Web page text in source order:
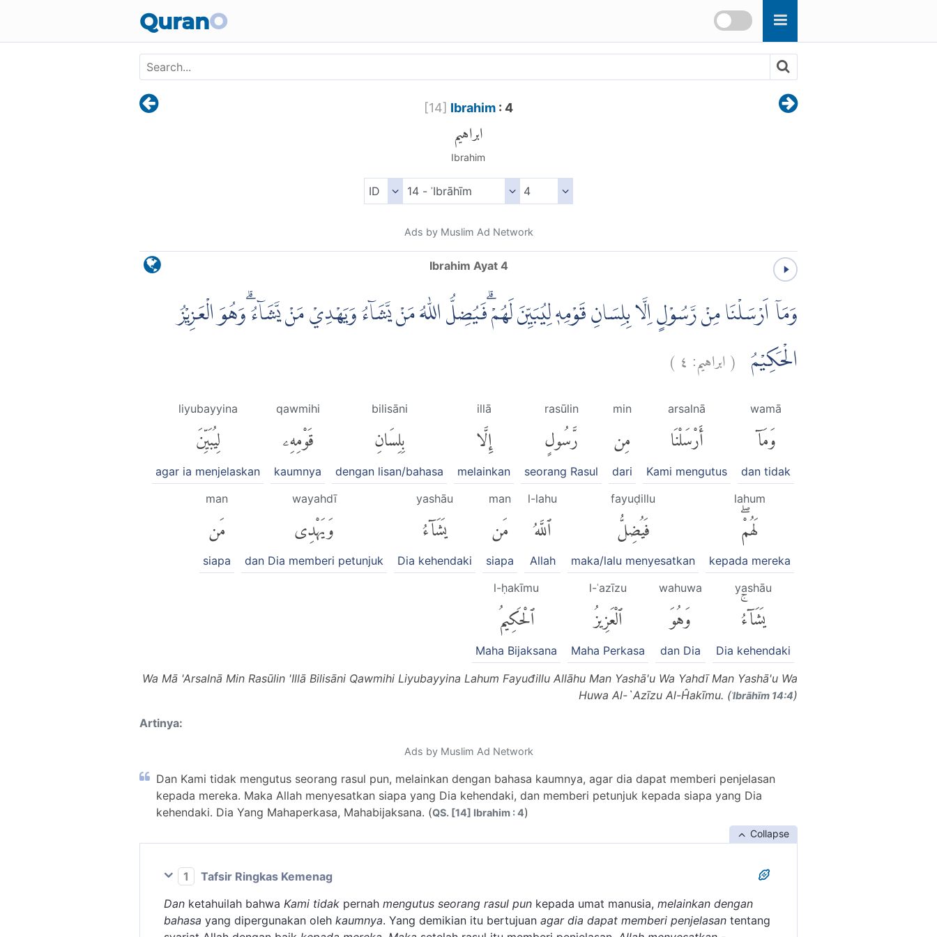
QuranO
[14] Ibrahim: 4
ابراهيم
Ibrahim
Ads by Muslim Ad Network
Ibrahim Ayat 4
وَمَآ اَرْسَلْنَا مِنْ رَّسُوْلٍ اِلَّا بِلِسَانِ قَوْمِهٖ لِيُبَيِّنَ لَهُمْ ۗفَيُضِلُّ اللّٰهُ مَنْ يَّشَاۤءُ وَيَهْدِيْ مَنْ يَّشَاۤءُ ۗوَهُوَ الْعَزِيْزُ
الْحَكِيْمُ (ابراهيم: ٤)
wamā
وَمَآ
dan tidak
arsalnā
أَرْسَلْنَا
Kami mengutus
min
مِن
dari
rasūlin
رَّسُولٍ
seorang Rasul
illā
إِلَّا
melainkan
bilisāni
بِلِسَانِ
dengan lisan/bahasa
qawmihi
قَوْمِهِۦ
kaumnya
liyubayyina
لِيُبَيِّنَ
agar ia menjelaskan
lahum
لَهُمْۖ
kepada mereka
fayuḍillu
فَيُضِلُّ
maka/lalu menyesatkan
l-lahu
ٱللَّهُ
Allah
man
مَن
siapa
yashāu
يَشَآءُ
Dia kehendaki
wayahdī
وَيَهْدِى
dan Dia memberi petunjuk
man
مَن
siapa
yashāu
يَشَآءُۚ
Dia kehendaki
wahuwa
وَهُوَ
dan Dia
l-ʿazīzu
ٱلْعَزِيزُ
Maha Perkasa
l-ḥakīmu
ٱلْحَكِيمُ
Maha Bijaksana
Wa Mā 'Arsalnā Min Rasūlin 'Illā Bilisāni Qawmihi Liyubayyina Lahum Fayuđillu Allāhu Man Yashā'u Wa Yahdī Man Yashā'u Wa
Huwa Al-`Azīzu Al-Ĥakīmu. (ʾIbrāhīm 14:4)
Artinya:
Ads by Muslim Ad Network
Dan Kami tidak mengutus seorang rasul pun, melainkan dengan bahasa kaumnya, agar dia dapat memberi penjelasan
kepada mereka. Maka Allah menyesatkan siapa yang Dia kehendaki, dan memberi petunjuk kepada siapa yang Dia
kehendaki. Dia Yang Mahaperkasa, Mahabijaksana. (QS. [14] Ibrahim : 4)
Collapse
1
Tafsir Ringkas Kemenag
Dan ketahuilah bahwa Kami tidak pernah mengutus seorang rasul pun kepada umat manusia, melainkan dengan
bahasa yang dipergunakan oleh kaumnya. Yang demikian itu bertujuan agar dia dapat memberi penjelasan tentang